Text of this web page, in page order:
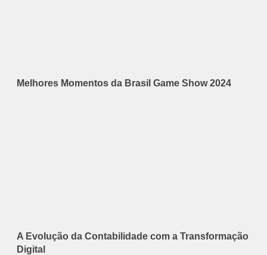
Melhores Momentos da Brasil Game Show 2024
A Evolução da Contabilidade com a Transformação
Digital